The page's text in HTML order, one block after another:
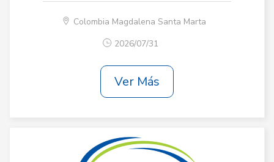
Colombia Magdalena Santa Marta
2026/07/31
Ver Más